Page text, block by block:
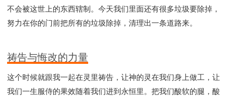
不会被这世上的东西辖制。今天我们里面还有很多垃圾要除掉，
努力在你的门前把所有的垃圾除掉，清理出一条道路来。
祷告与悔改的力量
这个时候就跟我一起在灵里祷告，让神的灵在我们身上做工，让
我们一生服侍的果效随着我们进到永恒里。把我们酸软的腿，酸